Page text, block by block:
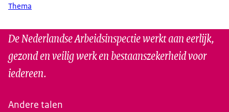
Thema
De Nederlandse Arbeidsinspectie werkt aan eerlijk,
gezond en veilig werk en bestaanszekerheid voor
iedereen.
Andere talen